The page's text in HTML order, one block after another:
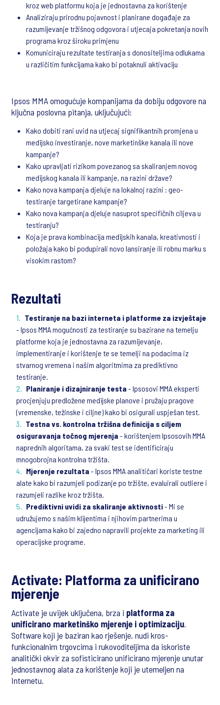
kroz web platformu koja je jednostavna za korištenje
Analiziraju prirodnu pojavnost i planirane događaje za
razumijevanje tržišnog odgovora i utjecaja pokretanja novih
programa kroz široku primjenu
Komuniciraju rezultate testiranja s donositeljima odlukama
u različitim funkcijama kako bi potaknuli aktivaciju
Ipsos MMA omogućuje kompanijama da dobiju odgovore na
ključna poslovna pitanja, uključujući:
Kako dobiti rani uvid na utjecaj signifikantnih promjena u
medijsko investiranje, nove marketinške kanala ili nove
kampanje?
Kako upravljati rizikom povezanog sa skaliranjem novog
medijskog kanala ili kampanje, na razini države?
Kako nova kampanja djeluje na lokalnoj razini : geo-
testiranje targetirane kampanje?
Kako nova kampanja djeluje nasuprot specifičnih ciljeva u
testiranju?
Koja je prava kombinacija medijskih kanala, kreativnosti i
položaja kako bi podupirali novo lansiranje ili robnu marku s
visokim rastom?
Rezultati
Testiranje na bazi interneta i platforme za izvještaje
- Ipsos MMA mogućnosti za testiranje su bazirane na temelju
platforme koja je jednostavna za razumijevanje,
implementiranje i korištenje te se temelji na podacima iz
stvarnog vremena i našim algoritmima za prediktivno
testiranje.
Planiranje i dizajniranje testa - Ipsosovi MMA eksperti
procjenjuju predložene medijske planove i pružaju pragove
(vremenske, težinske i ciljne) kako bi osigurali uspješan test.
Testna vs. kontrolna tržišna definicija s ciljem
osiguravanja točnog mjerenja - korištenjem Ipsosovih MMA
naprednih algoritama, za svaki test se identificiraju
mnogobrojna kontrolna tržišta.
Mjerenje rezultata - Ipsos MMA analitičari koriste testne
alate kako bi razumjeli podizanje po tržište, evaluirali outliere i
razumjeli razlike kroz tržišta.
Prediktivni uvidi za skaliranje aktivnosti- Mi se
udružujemo s našim klijentima i njihovim partnerima u
agencijama kako bi zajedno napravili projekte za marketing ili
operacijske programe.
Activate: Platforma za unificirano
mjerenje
Activate je uvijek uključena, brza i platforma za
unificirano marketinško mjerenje i optimizaciju.
Software koji je baziran kao rješenje, nudi kros-
funkcionalnim trgovcima i rukovoditeljima da iskoriste
analitički okvir za sofisticirano unificirano mjerenje unutar
jednostavnog alata za korištenje koji je utemeljen na
Internetu.